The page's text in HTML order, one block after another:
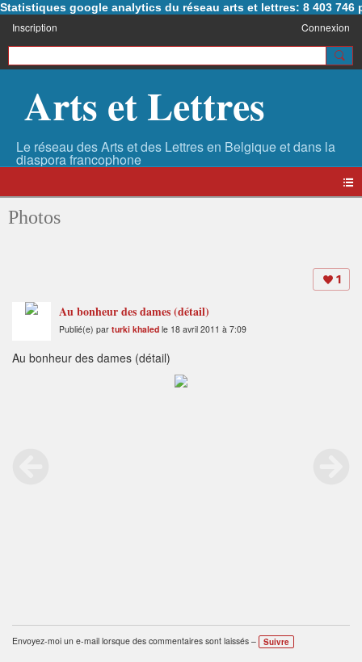
Statistiques google analytics du réseau arts et lettres: 8 403 746
Inscription Connexion
Arts et Lettres
Photos
1
Au bonheur des dames (détail)
Publié(e) par turki khaled le 18 avril 2011 à 7:09
Au bonheur des dames (détail)
Envoyez-moi un e-mail lorsque des commentaires sont laissés – Suivre